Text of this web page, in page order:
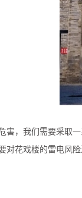
害，我们需要采取
对花戏楼的雷电风